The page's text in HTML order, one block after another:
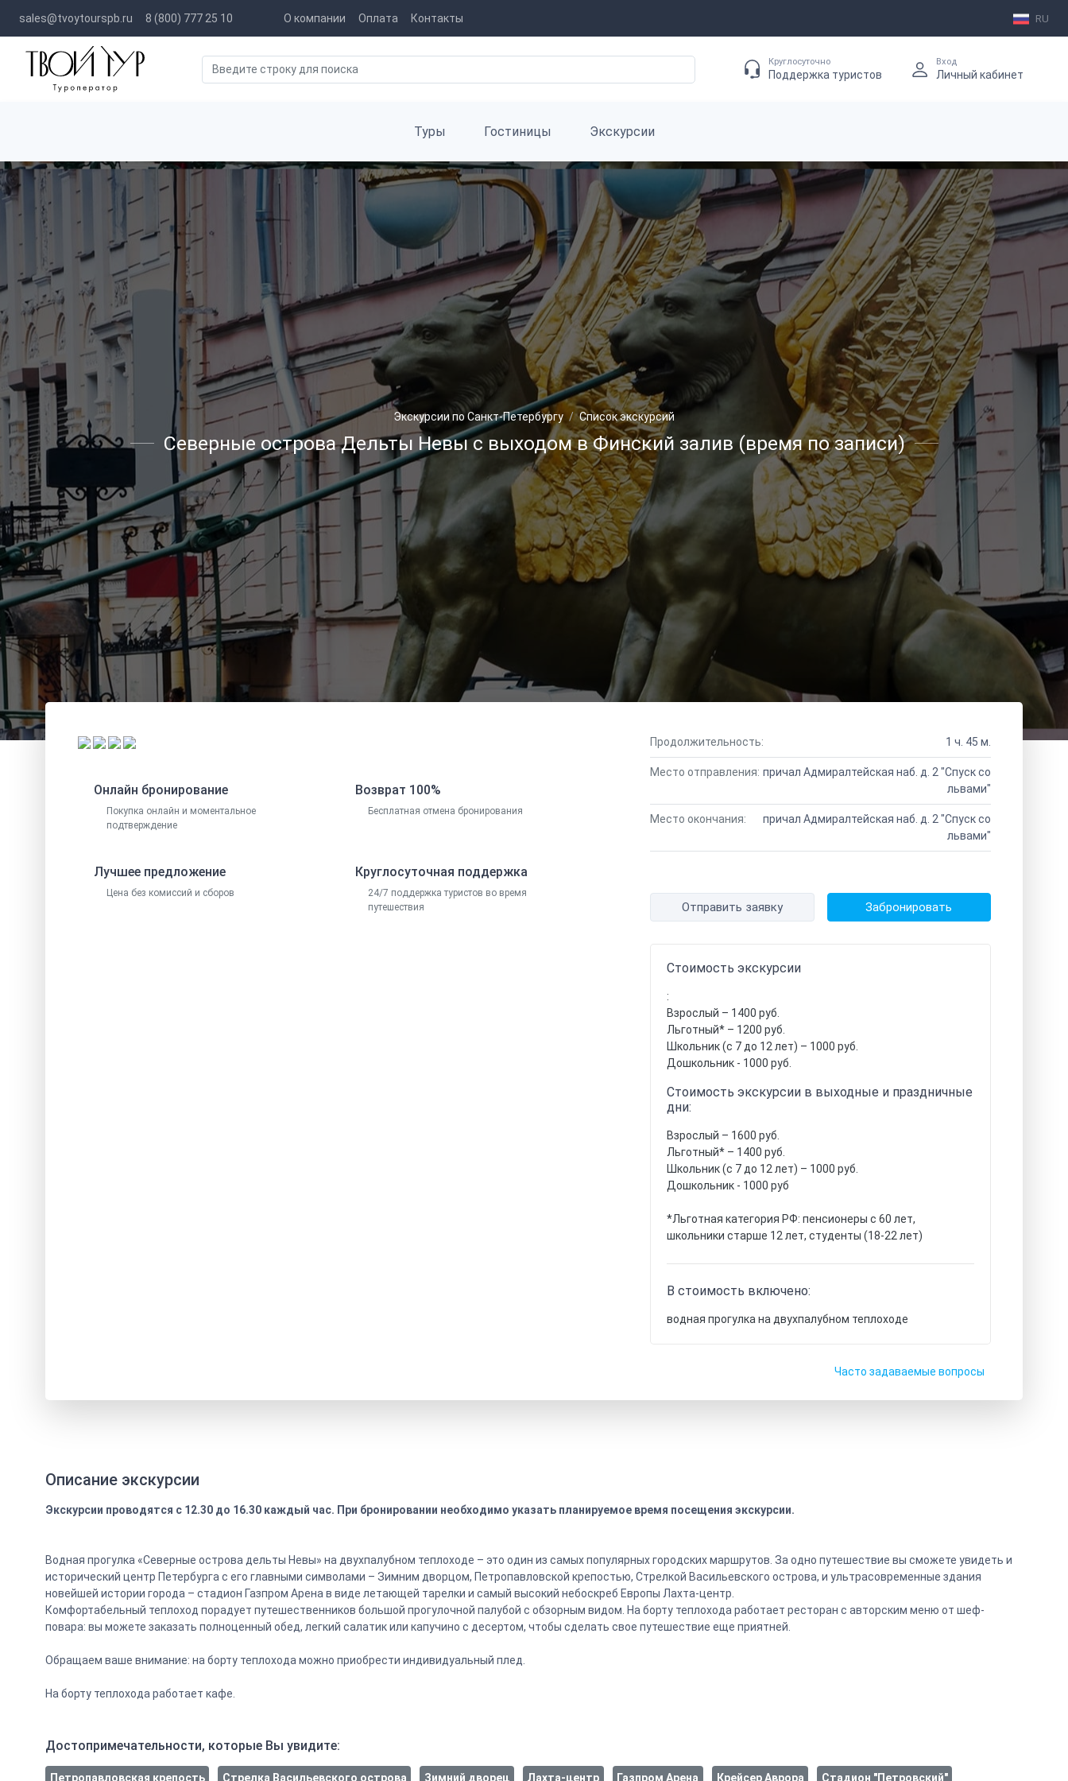
sales@tvoytourspb.ru 8 (800) 777 25 10 О компании Оплата Контакты RU
Круглосуточно
Поддержка туристов
Вход
Личный кабинет
Туры Гостиницы Экскурсии
Экскурсии по Санкт-Петербургу Список экскурсий
Северные острова Дельты Невы с выходом в Финский залив (время по записи)
Онлайн бронирование
Покупка онлайн и моментальное
подтверждение
Возврат 100%
Бесплатная отмена бронирования
Лучшее предложение
Цена без комиссий и сборов
Круглосуточная поддержка
24/7 поддержка туристов во время
путешествия
Продолжительность: 1 ч. 45 м.
Место отправления: причал Адмиралтейская наб. д. 2 "Спуск со
львами"
Место окончания:
причал Адмиралтейская наб. д. 2 "Спуск со
львами"
Отправить заявку Забронировать
Стоимость экскурсии
:
Взрослый – 1400 руб.
Льготный* – 1200 руб.
Школьник (с 7 до 12 лет) – 1000 руб.
Дошкольник - 1000 руб.
Стоимость экскурсии в выходные и праздничные
дни:
Взрослый – 1600 руб.
Льготный* – 1400 руб.
Школьник (с 7 до 12 лет) – 1000 руб.
Дошкольник - 1000 руб
*Льготная категория РФ: пенсионеры с 60 лет,
школьники старше 12 лет, студенты (18-22 лет)
В стоимость включено:
водная прогулка на двухпалубном теплоходе
Часто задаваемые вопросы
Описание экскурсии
Экскурсии проводятся с 12.30 до 16.30 каждый час. При бронировании необходимо указать планируемое время посещения экскурсии.
Водная прогулка «Северные острова дельты Невы» на двухпалубном теплоходе – это один из самых популярных городских маршрутов. За одно путешествие вы сможете увидеть и
исторический центр Петербурга с его главными символами – Зимним дворцом, Петропавловской крепостью, Стрелкой Васильевского острова, и ультрасовременные здания
новейшей истории города – стадион Газпром Арена в виде летающей тарелки и самый высокий небоскреб Европы Лахта-центр.
Комфортабельный теплоход порадует путешественников большой прогулочной палубой с обзорным видом. На борту теплохода работает ресторан с авторским меню от шеф-
повара: вы можете заказать полноценный обед, легкий салатик или капучино с десертом, чтобы сделать свое путешествие еще приятней.
Обращаем ваше внимание: на борту теплохода можно приобрести индивидуальный плед.
На борту теплохода работает кафе.
Достопримечательности, которые Вы увидите:
Петропавловская крепость Стрелка Васильевского острова Зимний дворец Лахта-центр Газпром Арена Крейсер Аврора Стадион "Петровский"